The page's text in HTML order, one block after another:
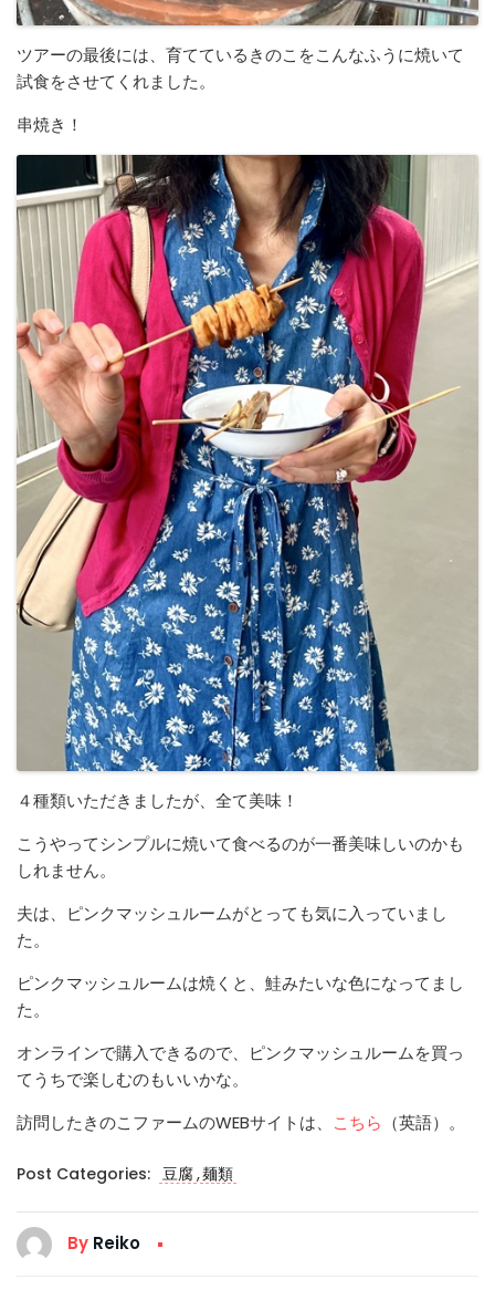
ツアーの最後には、育てているきのこをこんなふうに焼いて
試食をさせてくれました。
串焼き！
４種類いただきましたが、全て美味！
こうやってシンプルに焼いて食べるのが一番美味しいのかも
しれません。
夫は、ピンクマッシュルームがとっても気に入っていまし
た。
ピンクマッシュルームは焼くと、鮭みたいな色になってまし
た。
オンラインで購入できるので、ピンクマッシュルームを買っ
てうちで楽しむのもいいかな。
訪問したきのこファームのWEBサイトは、 こちら （英語）。
Post Categories: 豆腐,麺類
By Reiko